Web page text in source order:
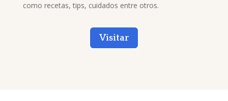
como recetas, tips, cuidados entre otros.
Visitar